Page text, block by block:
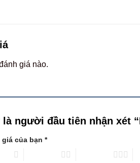
giá nào.
là người đầu tiên nhận xét
của bạn *